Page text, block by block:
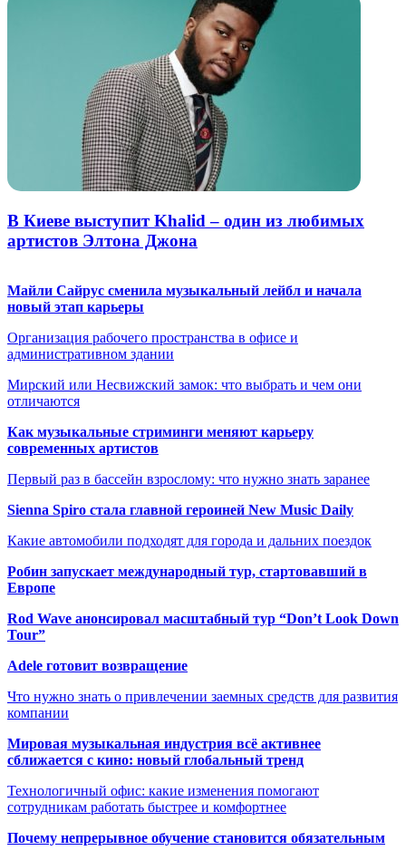
В Киеве выступит Khalid – один из любимых
артистов Элтона Джона
Майли Сайрус сменила музыкальный лейбл и начала
новый этап карьеры
Организация рабочего пространства в офисе и
административном здании
Мирский или Несвижский замок: что выбрать и чем они
отличаются
Как музыкальные стриминги меняют карьеру
современных артистов
Первый раз в бассейн взрослому: что нужно знать заранее
Sienna Spiro стала главной героиней New Music Daily
Какие автомобили подходят для города и дальних поездок
Робин запускает международный тур, стартовавший в
Европе
Rod Wave анонсировал масштабный тур “Don’t Look Down
Tour”
Adele готовит возвращение
Что нужно знать о привлечении заемных средств для развития
компании
Мировая музыкальная индустрия всё активнее
сближается с кино: новый глобальный тренд
Технологичный офис: какие изменения помогают
сотрудникам работать быстрее и комфортнее
Почему непрерывное обучение становится обязательным